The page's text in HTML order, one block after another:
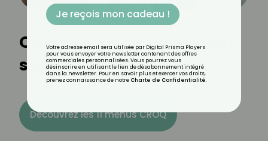
Quel est le bon ordre pour
se maquiller ?
Découvrez les 11 menus CROQ
Je reçois mon cadeau !
Votre adresse email sera utilisée par Digital Prisma Players
pour vous envoyer votre newsletter contenant des offres
commerciales personnalisées. Vous pourrez vous
désinscrire en utilisant le lien de désabonnement intégré
dans la newsletter. Pour en savoir plus et exercer vos droits,
prenez connaissance de notre Charte de Confidentialité.